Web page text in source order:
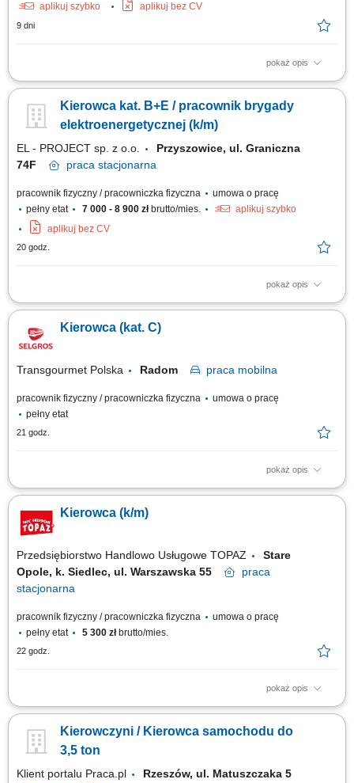
aplikuj szybko
aplikuj bez CV
9 dni
pokaż opis
Opis stanowiska Twój dzień pracy to realizacja harmonogramu dostaw
kat. B w obsadzie jednoosobowej, pracując w trybie bez rejestracji czasu
pracy przez tachograf. Odpowiadasz za fizyczny wydanie towaru klientowi
Kierowca kat. B+E / pracownik brygady
elektroenergetycznej (k/m)
EL - PROJECT sp. z o.o.
Przyszowice, ul. Graniczna
74F
praca stacjonarna
pracownik fizyczny / pracowniczka fizyczna
umowa o pracę
pełny etat
7 000 - 8 900 złbrutto/mies.
aplikuj szybko
aplikuj bez CV
20 godz.
pokaż opis
Opis stanowiska: Poszukujemy osoby z prawem jazdy kat. B+E do pracy
polega na prowadzeniu samochodu z przyczepą oraz udziale w pracach
ziemnych, montażowych i elektroenergetycznych razem z pozostałymi
Kierowca (kat. C)
Transgourmet Polska Radom praca mobilna
pracownik fizyczny / pracowniczka fizyczna
umowa o pracę
pełny etat
21 godz.
pokaż opis
Twój zakres obowiązków przygotowanie towaru do przewozu/dostawy,
zapewnienie profesjonalnej obsługi klienta, dbałość o prawidłowy obieg
gotówki oraz dokumentów.
Kierowca (k/m)
Przedsiębiorstwo Handlowo Usługowe TOPAZ
Stare
Opole, k. Siedlec, ul. Warszawska 55
praca
stacjonarna
pracownik fizyczny / pracowniczka fizyczna
umowa o pracę
pełny etat
5 300 złbrutto/mies.
22 godz.
pokaż opis
Twoje główne zadania: wykonywanie zadań zgodnie z określonym
innymi Pracownikami Centrum Logistycznego Produktów Świeżych;
realizacja zadań związanych z załadunkiem i rozładunkiem towarów
Kierowczyni / Kierowca samochodu do
3,5 ton
Klient portalu Praca.pl
Rzeszów, ul. Matuszczaka 5